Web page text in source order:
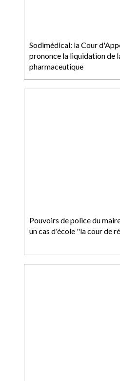
Sodimédical: la Cour
prononce la liquidation de
pharmaceutique
Pouvoirs de police du
un cas d'école "la cour de